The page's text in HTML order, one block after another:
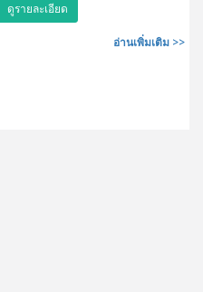
ดูรายละเอียด
อ่านเพิ่มเติม >>